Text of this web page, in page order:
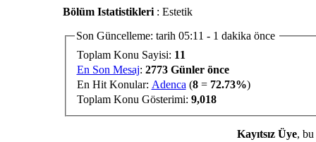
porno
izle
gaziantep
gaziantep
escort
youtube
abone
hilesi
Bölüm Istatistikleri: Estetik
Son Güncelleme: tarih 05:11 - 1 dakika önce
Toplam Konu Sayisi: 11
En Son Mesaj: 2773 Günler önce
En Hit Konular: Adenca (8= 72.73%)
Toplam Konu Gösterimi: 9,018
Kayıtsız Üye, bu